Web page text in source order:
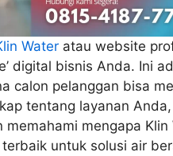
Water atau website
digital bisnis Anda. Ini
calon pelanggan bisa
tentang layanan
memahami mengapa Klin
untuk solusi air